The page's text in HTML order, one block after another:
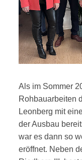
Als im Sommer
Rohbauarbeiten
Leonberg mit
der Ausbau
war es dann so
eröffnet. Neben